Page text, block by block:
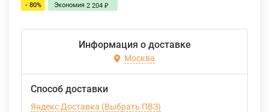
- 80% Экономия 2 204 ₽
Информация о доставке
Москва
Способ доставки
Яндекс Доставка (Выбрать ПВЗ)